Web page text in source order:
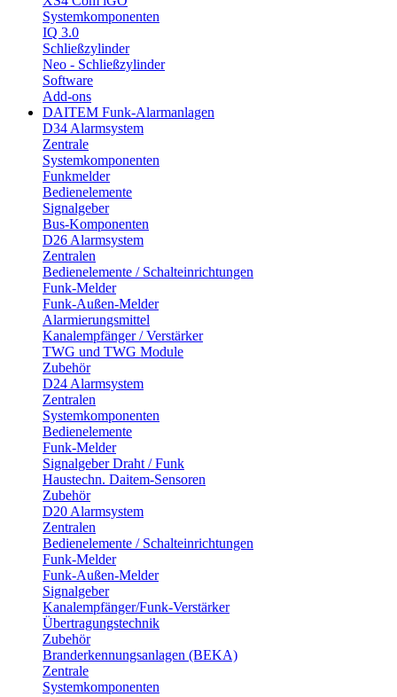
Systemkomponenten
IQ 3.0
Schließzylinder
Neo - Schließzylinder
Software
Add-ons
DAITEM Funk-Alarmanlagen
D34 Alarmsystem
Zentrale
Systemkomponenten
Funkmelder
Bedienelemente
Signalgeber
Bus-Komponenten
D26 Alarmsystem
Zentralen
Bedienelemente / Schalteinrichtungen
Funk-Melder
Funk-Außen-Melder
Alarmierungsmittel
Kanalempfänger / Verstärker
TWG und TWG Module
Zubehör
D24 Alarmsystem
Zentralen
Systemkomponenten
Bedienelemente
Funk-Melder
Signalgeber Draht / Funk
Haustechn. Daitem-Sensoren
Zubehör
D20 Alarmsystem
Zentralen
Bedienelemente / Schalteinrichtungen
Funk-Melder
Funk-Außen-Melder
Signalgeber
Kanalempfänger/Funk-Verstärker
Übertragungstechnik
Zubehör
Branderkennungsanlagen (BEKA)
Zentrale
Systemkomponenten